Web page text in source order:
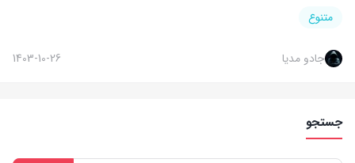
جستجو
متنوع
جادو مدیا 1403-10-26